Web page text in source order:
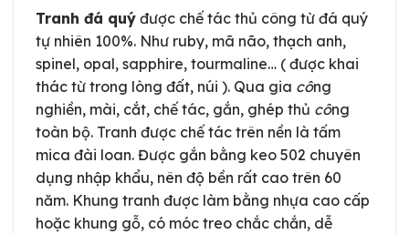
Tranh đá quý được chế tác thủ công từ đá quý
tự nhiên 100%. Như ruby, mã não, thạch anh,
spinel, opal, sapphire, tourmaline… ( được khai
thác từ trong lòng đất, núi ). Qua gia công
nghiền, mài, cắt, chế tác, gắn, ghép thủ công
toàn bộ. Tranh được chế tác trên nền là tấm
mica đài loan. Được gắn bằng keo 502 chuyên
dụng nhập khẩu, nên độ bền rất cao trên 60
năm. Khung tranh được làm bằng nhựa cao cấp
hoặc khung gỗ, có móc treo chắc chắn, dễ